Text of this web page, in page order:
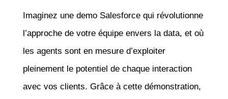
Imaginez une demo Salesforce qui révolutionne
l’approche de votre équipe envers la data, et où
les agents sont en mesure d’exploiter
pleinement le potentiel de chaque interaction
avec vos clients. Grâce à cette démonstration,